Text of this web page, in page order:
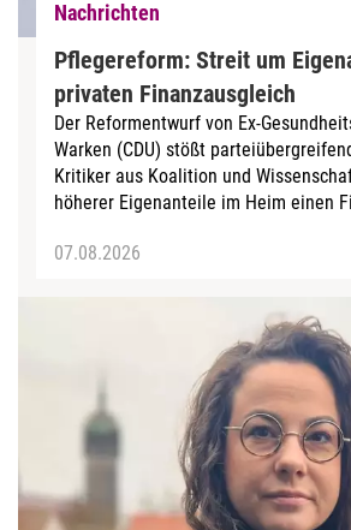
Nachrichten
Pflegereform: Streit um
privaten Finanzausgleich
Der Reformentwurf von Ex-
Warken (CDU) stößt
Kritiker aus Koalition und
höherer Eigenanteile im Heim einen
07.08.2026